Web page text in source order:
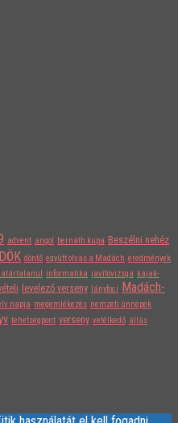
advent angol bernáth kupa Beszélni nehéz
DÖK döntő együtt olvas a Madách eredmények
informatika javítóvizsga kajak-
levelező verseny lányfoci Madách-
napja megemlékezés nemzeti ünnepek
tehetségpont verseny vetélkedő állás